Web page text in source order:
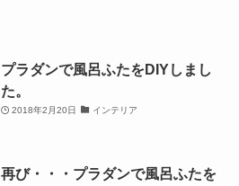
プラダンで風呂ふたをDIYしまし
た。
2018年2月20日 インテリア
再び・・・プラダンで風呂ふたを